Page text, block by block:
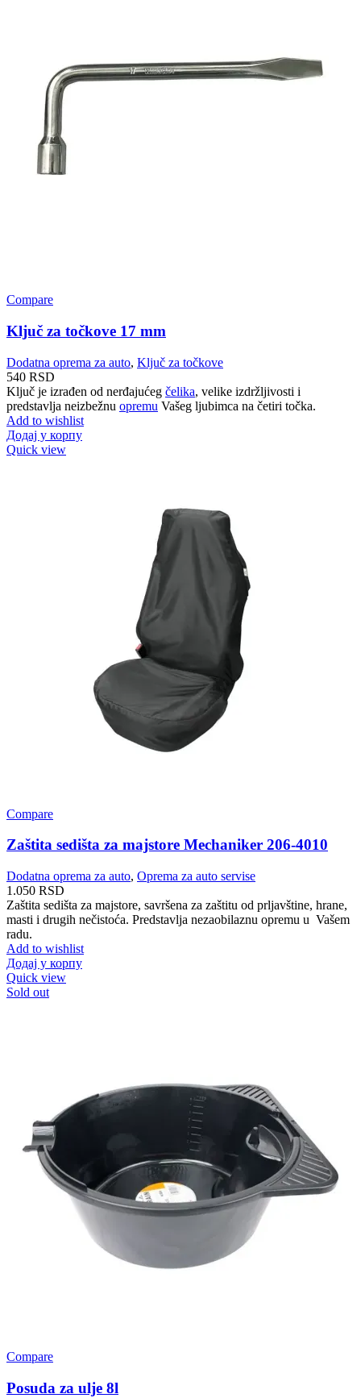
Compare
Ključ za točkove 17 mm
Dodatna oprema za auto, Ključ za točkove
540 RSD
Ključ je izrađen od nerđajućeg čelika, velike izdržljivosti i
predstavlja neizbežnu opremu Vašeg ljubimca na četiri točka.
Add to wishlist
Додај у корпу
Quick view
Compare
Zaštita sedišta za majstore Mechaniker 206-4010
Dodatna oprema za auto, Oprema za auto servise
1.050 RSD
Zaštita sedišta za majstore, savršena za zaštitu od prljavštine, hrane,
masti i drugih nečistoća. Predstavlja nezaobilaznu opremu u Vašem
radu.
Add to wishlist
Додај у корпу
Quick view
Sold out
Compare
Posuda za ulje 8l